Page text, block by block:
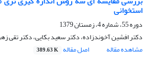
استخوانی
دوره 55، شماره 4، زمستان 1379
دکتر افشین آخوندزاده، دکتر سعید بکایی، دکتر تقی
مشاهده مقاله
اصل مقاله 389.63 K